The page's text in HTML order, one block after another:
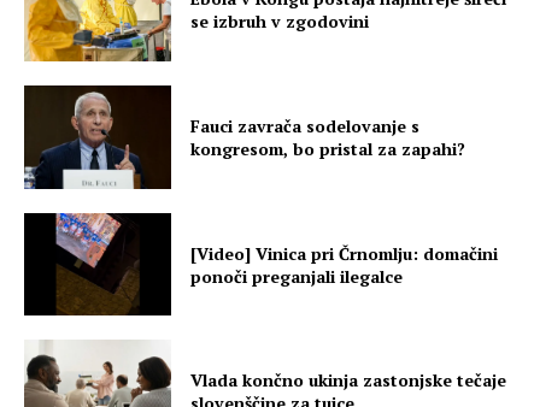
se izbruh v zgodovini
Fauci zavrača sodelovanje s
kongresom, bo pristal za zapahi?
[Video] Vinica pri Črnomlju: domačini
ponoči preganjali ilegalce
Vlada končno ukinja zastonjske tečaje